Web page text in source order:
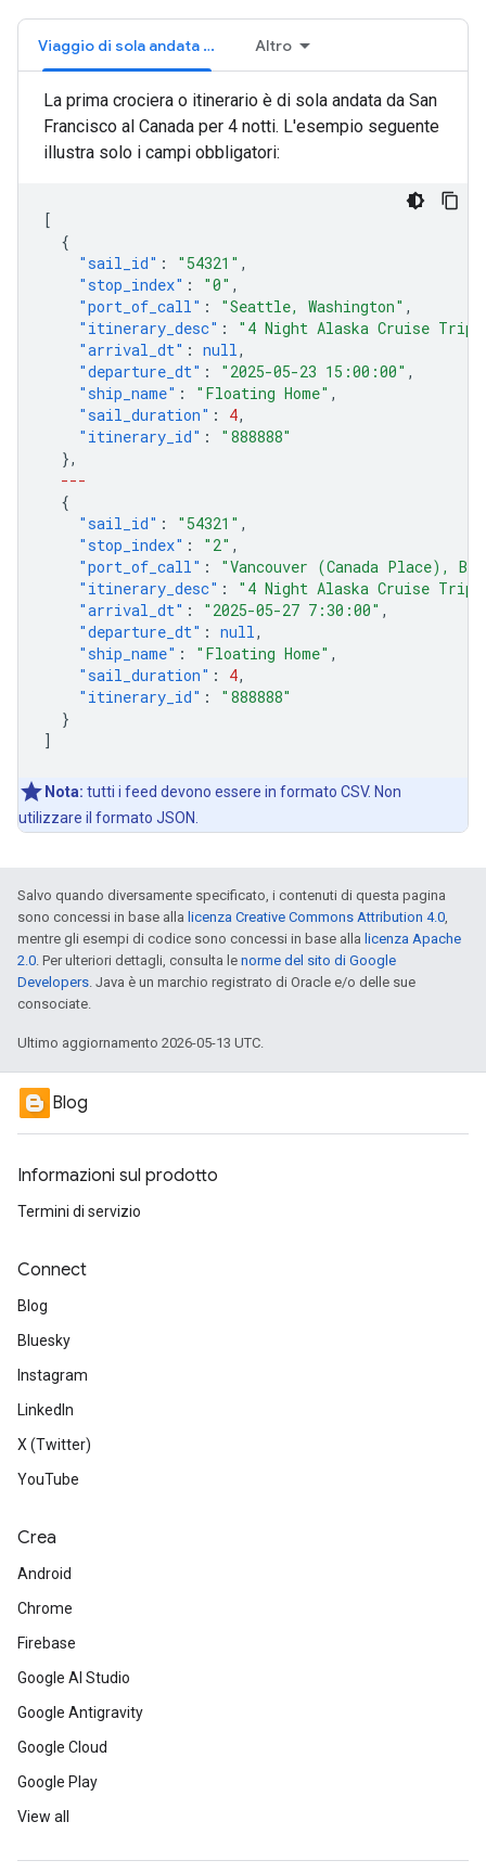
Viaggio di sola andata (obbligatorio) Altro
La prima crociera o itinerario è di sola andata da San
Francisco al Canada per 4 notti. L'esempio seguente
illustra solo i campi obbligatori:
[
{
"sail_id" : "54321" ,
"stop_index" : "0" ,
"port_of_call" : "Seattle, Washington" ,
"itinerary_desc" : "4 Night Alaska Cruise Trip"
"arrival_dt" : null,
"departure_dt" : "2025-05-23 15:00:00" ,
"ship_name" : "Floating Home" ,
"sail_duration" : 4,
"itinerary_id" :
"888888"
},
---
{
"sail_id" : "54321" ,
"stop_index" : "2" ,
"port_of_call" :
"Vancouver (Canada Place),
"itinerary_desc" : "4 Night Alaska Cruise Trip"
"arrival_dt" : "2025-05-27 7:30:00" ,
"departure_dt" : null,
"ship_name" : "Floating Home" ,
"sail_duration" : 4,
"itinerary_id" :
"888888"
}
]
Nota: tutti i feed devono essere in formato CSV. Non
utilizzare il formato JSON.
Salvo quando diversamente specificato, i contenuti di questa pagina
sono concessi in base alla licenza Creative Commons Attribution 4.0,
mentre gli esempi di codice sono concessi in base alla licenza Apache
2.0. Per ulteriori dettagli, consulta le norme del sito di Google
Developers. Java è un marchio registrato di Oracle e/o delle sue
consociate.
Ultimo aggiornamento 2026-05-13 UTC.
Blog
Informazioni sul prodotto
Termini di servizio
Connect
Blog
Bluesky
Instagram
LinkedIn
X (Twitter)
YouTube
Crea
Android
Chrome
Firebase
Google AI Studio
Google Antigravity
Google Cloud
Google Play
View all